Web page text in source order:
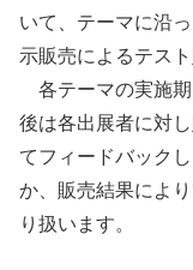
いて、テーマに沿
示販売によるテス
各テーマの実施期
後は各出展者に対
てフィードバック
か、販売結果によ
り扱います。